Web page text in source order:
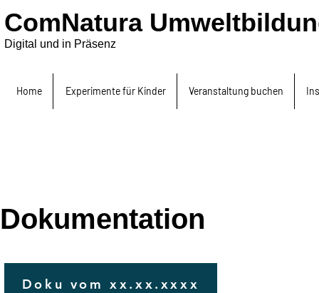
ComNatura
Digital und in Präsenz
Home Experimente für Kinder Veranstaltung buchen
Dokumentation
Doku vom xx.xx.xxxx